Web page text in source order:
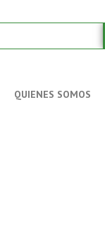
QUIENES SOMOS